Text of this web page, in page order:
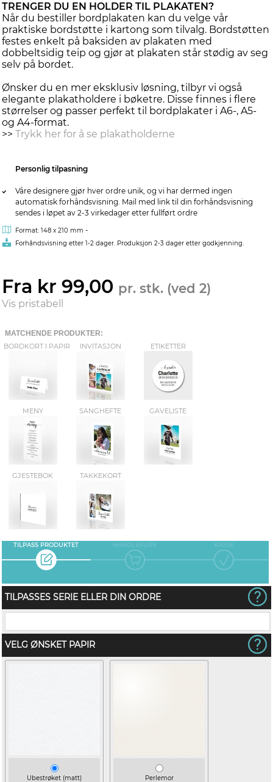
TRENGER DU EN HOLDER TIL PLAKATEN?
Når du bestiller bordplakaten kan du velge vår
praktiske bordstøtte i kartong som tilvalg. Bordstøtten
festes enkelt på baksiden av plakaten med
dobbeltsidig teip og gjør at plakaten står stødig av seg
selv på bordet.
Ønsker du en mer eksklusiv løsning, tilbyr vi også
elegante plakatholdere i bøketre. Disse finnes i flere
størrelser og passer perfekt til bordplakater i A6-, A5-
og A4-format.
>> Trykk her for å se plakatholderne
Personlig tilpasning
Våre designere gjør hver ordre unik, og vi har dermed ingen
automatisk forhåndsvisning. Mail med link til din forhåndsvisning
sendes i løpet av 2-3 virkedager etter fullført ordre
Format: 148 x 210 mm -
Forhåndsvisning etter 1-2 dager. Produksjon 2-3 dager etter godkjenning.
Fra kr 99,00 pr. stk. (ved 2)
Vis pristabell
MATCHENDE PRODUKTER:
BORDKORT I PAPIR
INVITASJON ETIKETTER
MENY SANGHEFTE GAVELISTE
GJESTEBOK TAKKEKORT
TILPASS PRODUKTET HANDLEKURV KASSE
TILPASSES SERIE ELLER DIN ORDRE
VELG ØNSKET PAPIR
Ubestrøket (matt) Perlemor